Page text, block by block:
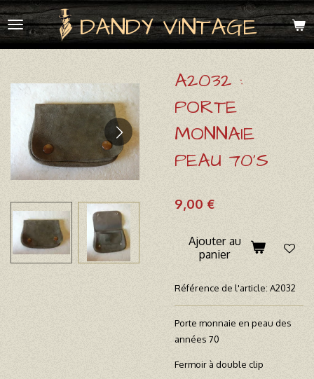
Passer
au
contenu
DANDY VINTAGE
A2032 :
PORTE
MONNAIE
PEAU 70'S
9,00 €
Ajouter au
panier
Référence de l'article: A2032
Porte monnaie en peau des
années 70
Fermoir à double clip